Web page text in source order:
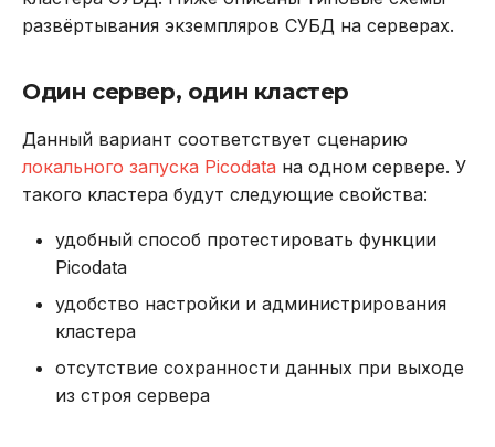
Рекомендации по
сайзингу
Настройка Systemd
Устранение неполадок
DROP INDEX
DROP PROCEDURE
DROP ROLE
DROP TABLE
DROP USER
развёртывания экземпляров СУБД на серверах.
Один сервер, один кластер
Данный вариант соответствует сценарию
локального запуска Picodata на одном сервере. У
такого кластера будут следующие свойства:
удобный способ протестировать функции
Picodata
удобство настройки и администрирования
кластера
отсутствие сохранности данных при выходе
из строя сервера